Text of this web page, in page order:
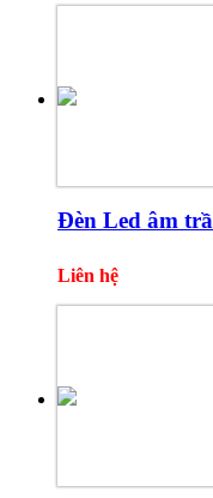
Đèn Led âm
Liên hệ